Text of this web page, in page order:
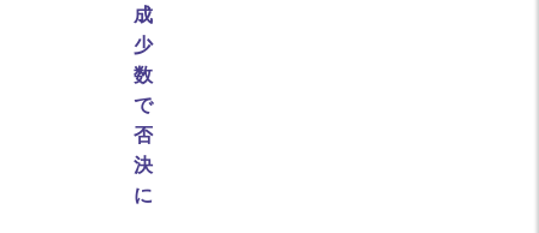
成
少
数
で
否
決
に